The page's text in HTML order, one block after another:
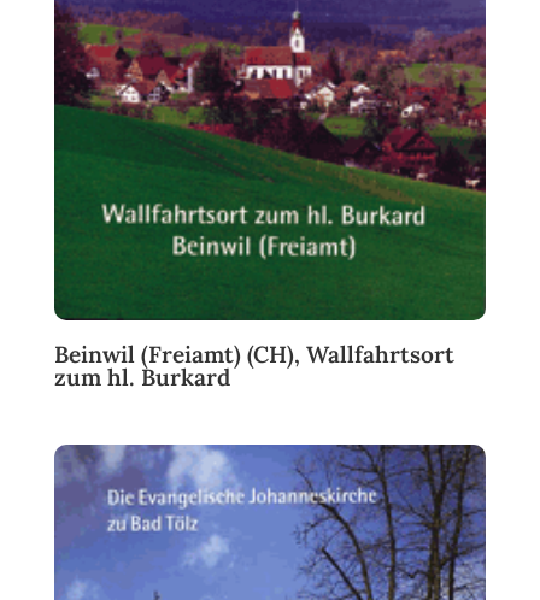
Beinwil (Freiamt) (CH), Wallfahrtsort
zum hl. Burkard